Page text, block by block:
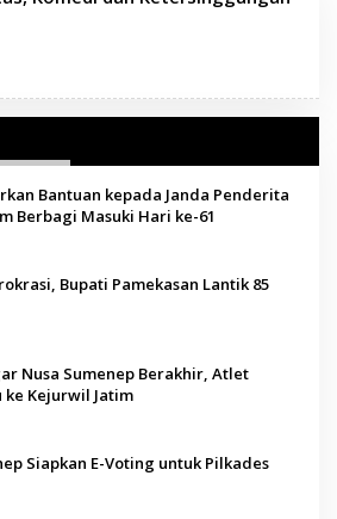
Bantuan kepada Janda Penderita
Berbagi Masuki Hari ke-61
Bupati Pamekasan Lantik 85
Nusa Sumenep Berakhir, Atlet
Kejurwil Jatim
Siapkan E-Voting untuk Pilkades